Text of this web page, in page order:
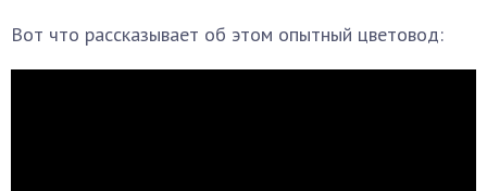
Вот что рассказывает об этом опытный цветовод: